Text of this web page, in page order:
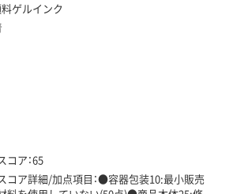
ゲルインク
コア：65
コア詳細/加点項目：●容器包装10:最小販売